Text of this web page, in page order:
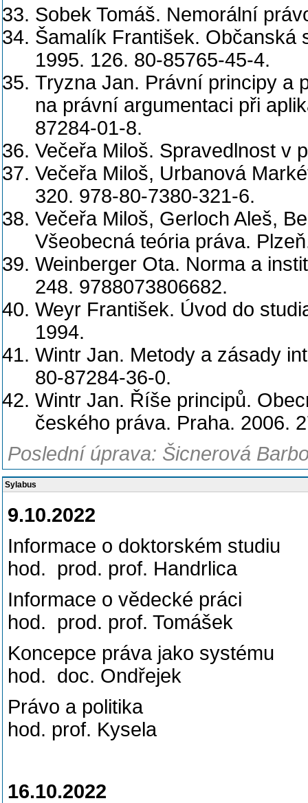
Sobek Tomáš. Nemorální
Šamalík František. Občanská
1995. 126. 80-85765-45-4.
Tryzna Jan. Právní principy a
na právní argumentaci při
87284-01-8.
Večeřa Miloš. Spravedlnost v
Večeřa Miloš, Urbanová
320. 978-80-7380-321-6.
Večeřa Miloš, Gerloch Aleš,
Všeobecná teória práva.
Weinberger Ota. Norma a
248. 9788073806682.
Weyr František. Úvod do
1994.
Wintr Jan. Metody a zásady
80-87284-36-0.
Wintr Jan. Říše principů.
českého práva. Praha. 2006.
Poslední úprava: Šicnerová
Sylabus
9.10.2022
Informace o
hod. prod. prof. Handrlica
Informace o
hod. prod. prof. Tomášek
Koncepce práva
hod. doc. Ondřejek
Právo a
hod. prof. Kysela
16.10.2022